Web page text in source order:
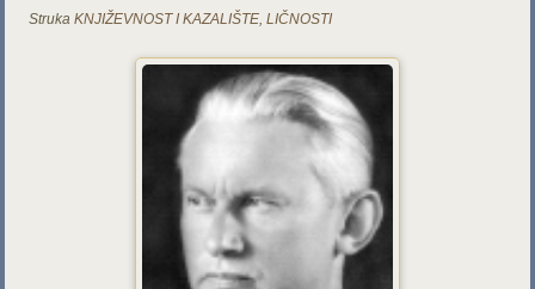
Struka KNJIŽEVNOST I KAZALIŠTE,LIČNOSTI